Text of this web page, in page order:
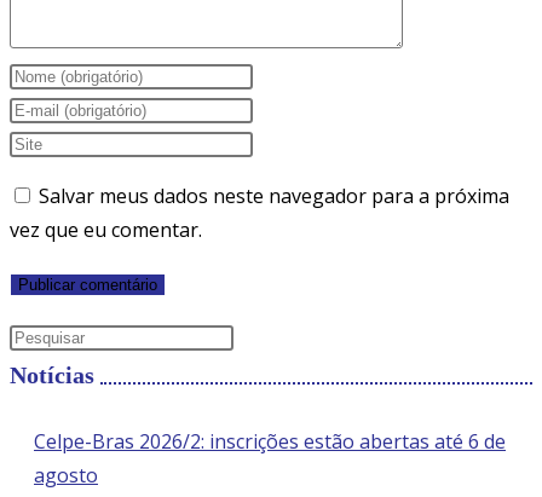
Digite
seu
nome
nome
de
usuário
comentar
Digite
seu
de
e-
mail
comentar
Digite
URL
do
seu
(opcional)
Salvar meus dados neste navegador para a próxima
vez que eu comentar.
Press
close
Notícias
Celpe-Bras 2026/2: inscrições estão abertas até 6 de
agosto